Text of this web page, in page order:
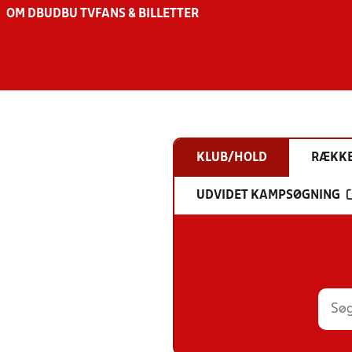
OM DBU DBU TV FANS & BILLETTER
KLUB/HOLD
UDVIDET KAMPSØGNING